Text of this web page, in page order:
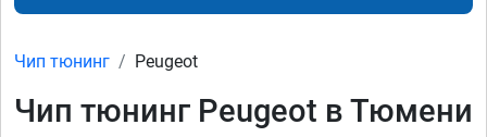
Чип тюнинг Peugeot
Чип тюнинг Peugeot в Тюмени